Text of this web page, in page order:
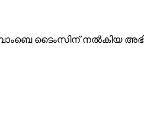
ബോംബെ ടൈംസിന്